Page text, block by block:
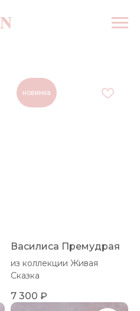
новинка
Василиса Премудрая
из коллекции Живая
Сказка
7 300 ₽